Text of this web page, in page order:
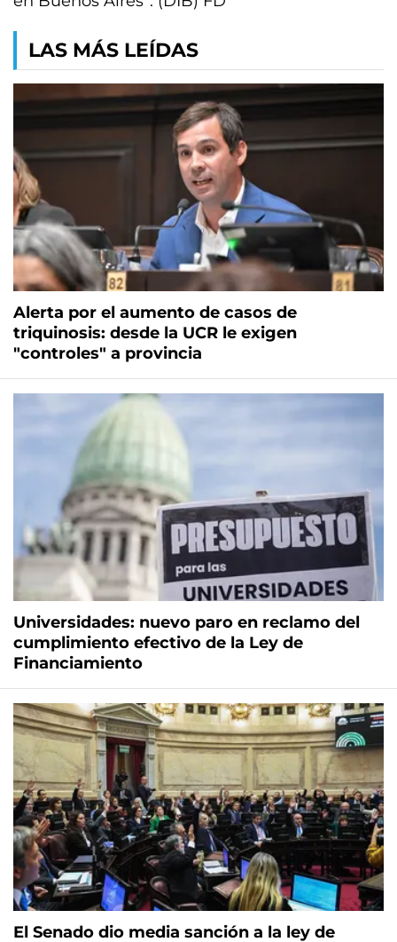
LAS MÁS LEÍDAS
Alerta por el aumento de casos de
triquinosis: desde la UCR le exigen
"controles" a provincia
Universidades: nuevo paro en reclamo del
cumplimiento efectivo de la Ley de
Financiamiento
El Senado dio media sanción a la ley de